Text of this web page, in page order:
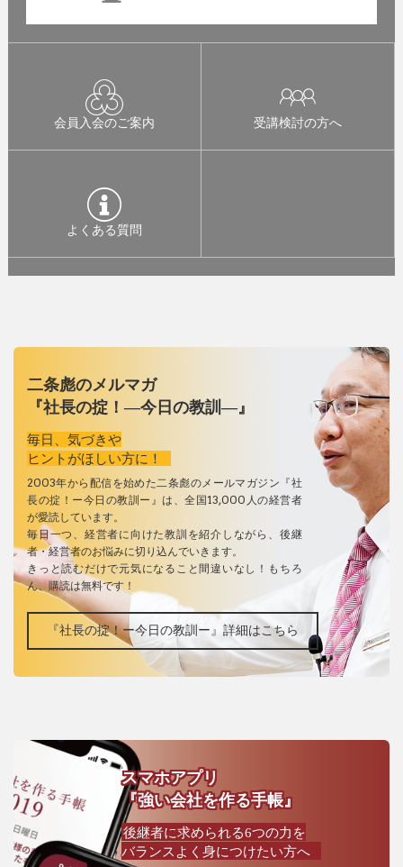
会員入会のご案内 受講検討の方へ
よくある質問
二条彪のメルマガ
『社長の掟！―今日の教訓―』
毎日、気づきや
ヒントがほしい方に！
2003年から配信を始めた二条彪のメールマガジン『社
長の掟！ー今日の教訓ー』は、全国13,000人の経営者
が愛読しています。
毎日一つ、経営者に向けた教訓を紹介しながら、後継
者・経営者のお悩みに切り込んでいきます。
きっと読むだけで元気になること間違いなし！もちろ
ん、購読は無料です！
『社長の掟！ー今日の教訓ー』詳細はこちら
スマホアプリ
『強い会社を作る手帳』
後継者に求められる6つの力を
バランスよく身につけたい方へ